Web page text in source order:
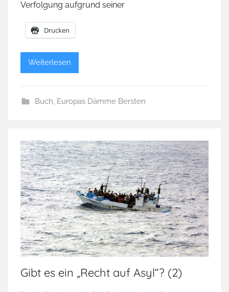
Verfolgung aufgrund seiner
Drucken
Weiterlesen
Buch, Europas Dämme Bersten
Gibt es ein „Recht auf Asyl“? (2)